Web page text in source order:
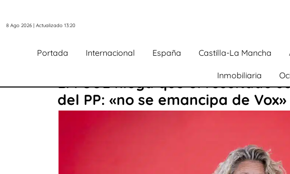
8 Ago 2026 | Actualizado 13:20
Portada Internacional España Castilla-La Mancha
Inmobiliaria
El PSOE niega que el resultado
del PP: «no se emancipa de Vox»